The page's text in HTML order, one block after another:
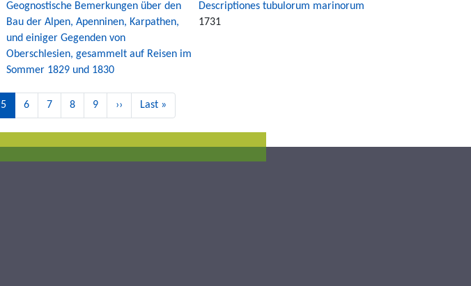
Geognostische Bemerkungen über den
Bau der Alpen, Apenninen, Karpathen,
und einiger Gegenden von
Oberschlesien, gesammelt auf Reisen im
Sommer 1829 und 1830
Descriptiones tubulorum marinorum
1731
Current
page
5 Page
6 Page
7 Page
8 Page
9
Next
page
››
Last
page
Last »